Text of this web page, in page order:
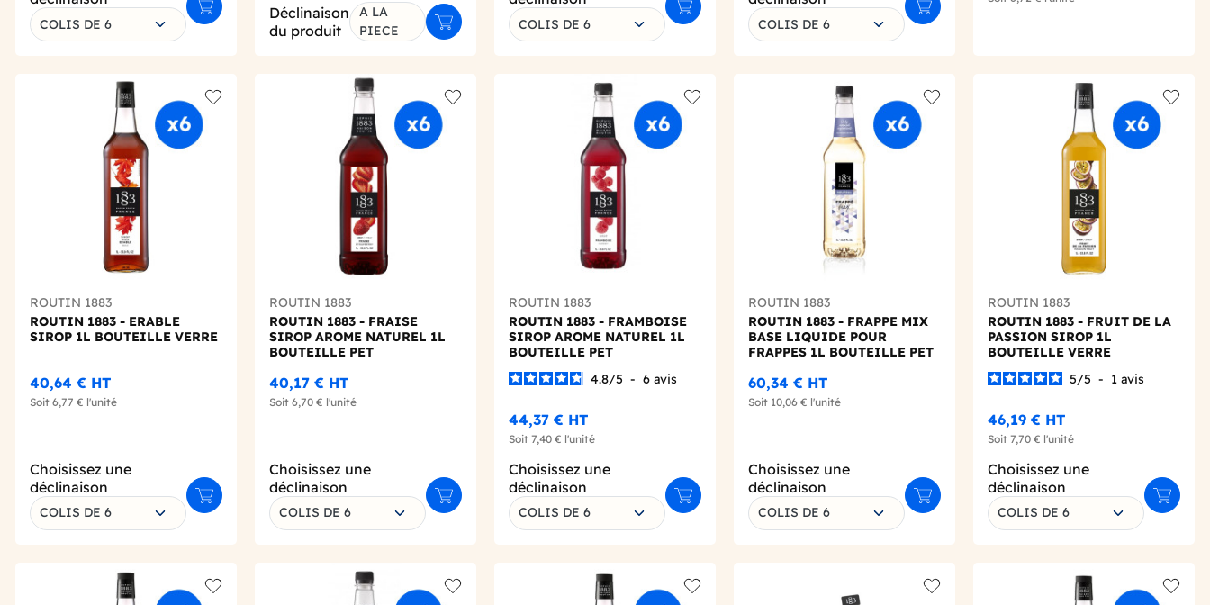
COLIS DE 6
Ajouter au panierDéclinaison
du produit
A LA
PIECE
Ajouter au panierCOLIS DE 6
Ajouter au panier
COLIS DE 6
Ajouter au panier
ROUTIN 1883
ROUTIN 1883 - ERABLE
SIROP 1L BOUTEILLE VERRE
40,64 € HT
Soit 6,77 € l'unité
Choisissez une
déclinaison
COLIS DE 6
Ajouter au panier
ROUTIN 1883
ROUTIN 1883 - FRAISE
SIROP AROME NATUREL 1L
BOUTEILLE PET
40,17 € HT
Soit 6,70 € l'unité
Choisissez une
déclinaison
COLIS DE 6
Ajouter au panier
ROUTIN 1883
ROUTIN 1883 - FRAMBOISE
SIROP AROME NATUREL 1L
BOUTEILLE PET
4.8/5 - 6 avis
44,37 € HT
Soit 7,40 € l'unité
Choisissez une
déclinaison
COLIS DE 6
Ajouter au panier
ROUTIN 1883
ROUTIN 1883 - FRAPPE MIX
BASE LIQUIDE POUR
FRAPPES 1L BOUTEILLE PET
60,34 € HT
Soit 10,06 € l'unité
Choisissez une
déclinaison
COLIS DE 6
Ajouter au panier
ROUTIN 1883
ROUTIN 1883 - FRUIT DE LA
PASSION SIROP 1L
BOUTEILLE VERRE
5/5 - 1 avis
46,19 € HT
Soit 7,70 € l'unité
Choisissez une
déclinaison
COLIS DE 6
Ajouter